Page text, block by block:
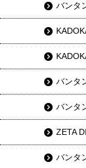
バンタ
バンタ
バンタ
ZETA
バンタ